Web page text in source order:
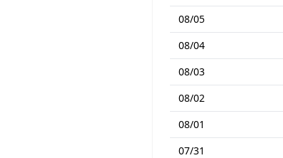
08/05
08/04
08/03
08/02
08/01
07/31